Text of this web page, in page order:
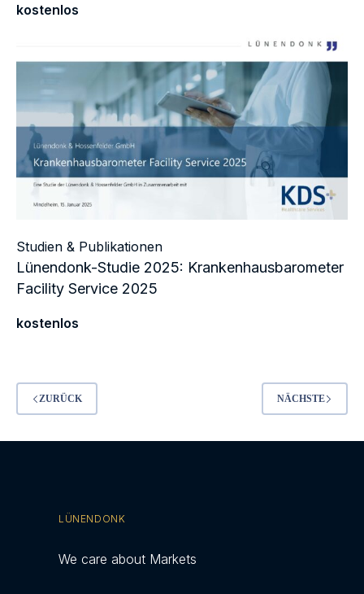
kostenlos
Studien & Publikationen
Lünendonk-Studie 2025: Krankenhausbarometer
Facility Service 2025
kostenlos
ZURÜCK NÄCHSTE
LÜNENDONK
We care about Markets